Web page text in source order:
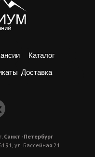
Каталог
Доставка
г. Санкт -Петербург
ул. Бассейная 21